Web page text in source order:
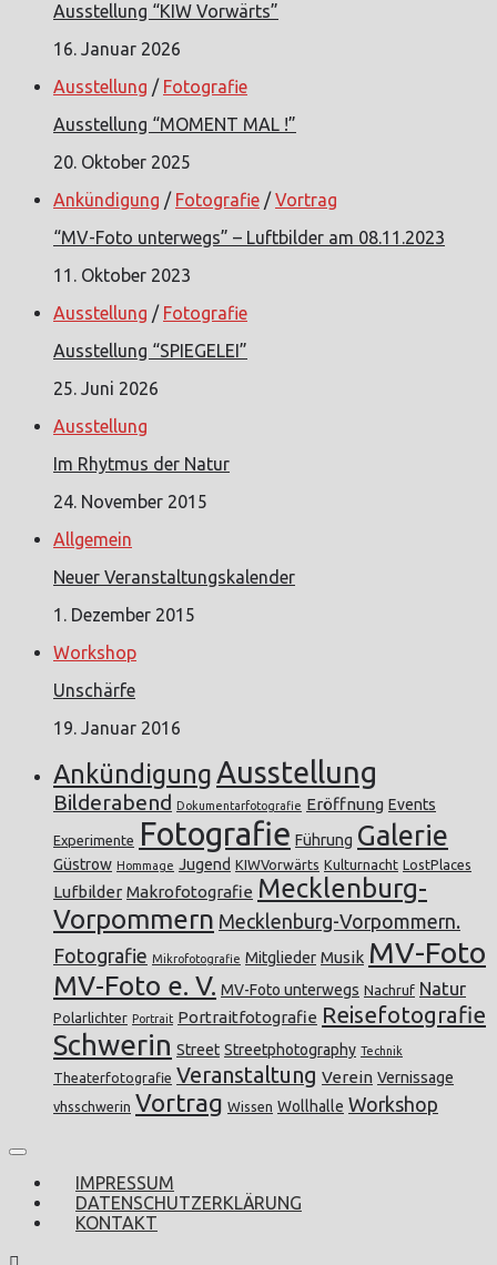
Ausstellung “KIW Vorwärts”
16. Januar 2026
Ausstellung / Fotografie
Ausstellung “MOMENT MAL !”
20. Oktober 2025
Ankündigung / Fotografie /Vortrag
“MV-Foto unterwegs” – Luftbilder am 08.11.2023
11. Oktober 2023
Ausstellung / Fotografie
Ausstellung “SPIEGELEI”
25. Juni 2026
Ausstellung
Im Rhytmus der Natur
24. November 2015
Allgemein
Neuer Veranstaltungskalender
1. Dezember 2015
Workshop
Unschärfe
19. Januar 2016
AnkündigungAusstellung
Bilderabend Dokumentarfotografie Eröffnung Events
Experimente Fotografie Führung Galerie
Güstrow Hommage Jugend KIWVorwärts Kulturnacht LostPlaces
Lufbilder Makrofotografie Mecklenburg-
Vorpommern Mecklenburg-Vorpommern.
Fotografie Mikrofotografie Mitglieder Musik MV-Foto
MV-Foto e. V. MV-Foto unterwegs Nachruf Natur
Polarlichter Portrait Portraitfotografie Reisefotografie
Schwerin Street Streetphotography Technik
Theaterfotografie Veranstaltung Verein Vernissage
vhsschwerin Vortrag Wissen Wollhalle Workshop
IMPRESSUM
DATENSCHUTZERKLÄRUNG
KONTAKT